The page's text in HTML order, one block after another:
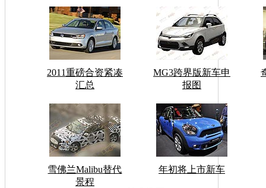
2011重磅合资紧凑
汇总
MG3跨界版新车申
报图
雪佛兰Malibu替代
景程
年初将上市新车